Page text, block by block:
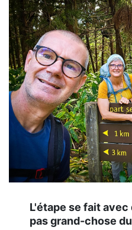
L'étape se fait avec
pas grand-chose